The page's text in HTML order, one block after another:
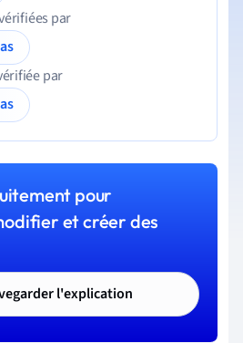
par
par
pour
et créer des
l'explication